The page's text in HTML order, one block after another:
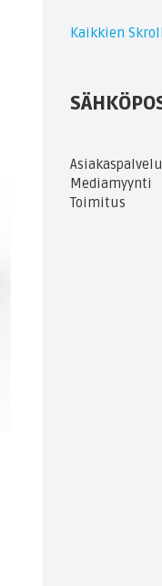
Kaikkien
Asiakaspalvelu
Mediamyynti
Toimitus